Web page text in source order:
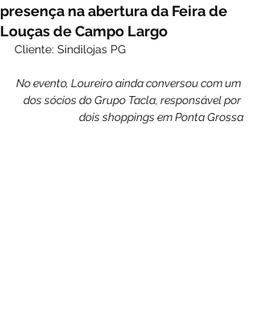
presença na abertura da Feira de
Louças de Campo Largo
Cliente: Sindilojas PG
No evento, Loureiro ainda conversou com um
dos sócios do Grupo Tacla, responsável por
dois shoppings em Ponta Grossa